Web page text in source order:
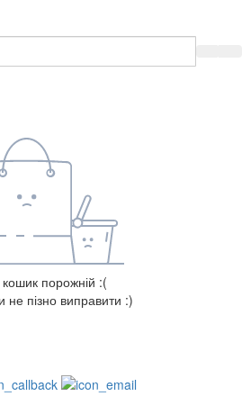
порожній :(
не пізно виправити :)